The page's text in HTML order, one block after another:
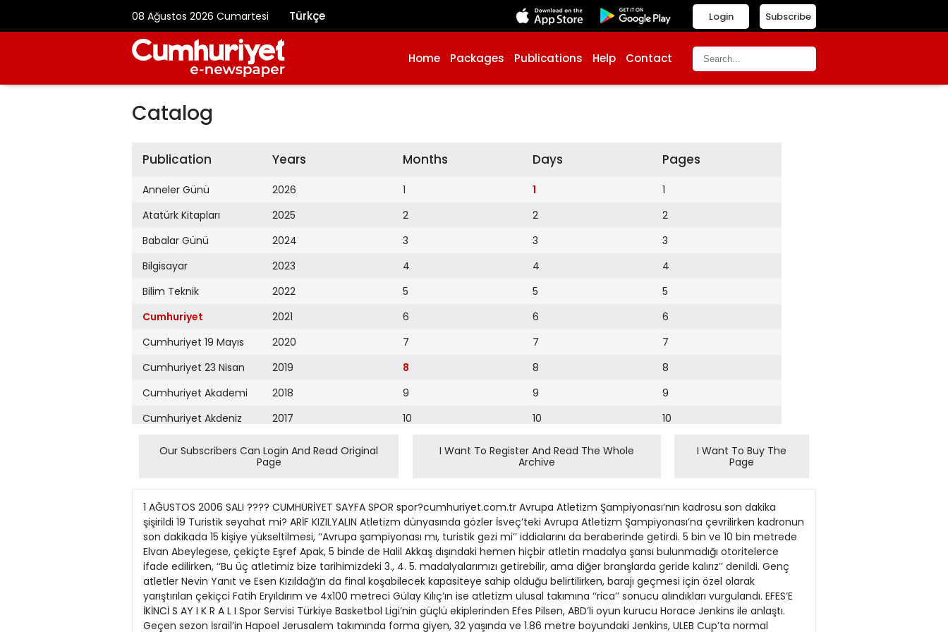
08 Ağustos 2026 Cumartesi Türkçe Subscribe
Login
Home Packages Publications Help Contact
Catalog
Publication
Anneler Günü
Atatürk Kitapları
Babalar Günü
Bilgisayar
Bilim Teknik
Cumhuriyet
Cumhuriyet 19 Mayıs
Cumhuriyet 23 Nisan
Cumhuriyet Akademi
Cumhuriyet Akdeniz
Cumhuriyet Alışveriş
Cumhuriyet Ankara
Cumhuriyet Büyük
Taaruz
Cumhuriyet
Cumartesi
Cumhuriyet Çevre
Years
2026
2025
2024
2023
2022
2021
2020
2019
2018
2017
2016
2015
2013
2012
2011
2010
2009
Months
1
2
3
4
5
6
7
8
9
10
Days
1
2
3
4
5
6
7
8
9
10
11
12
14
15
16
17
18
Pages
1
2
3
4
5
6
7
8
9
10
14
15
16
17
18
Our Subscribers Can Login And Read Original
Page
I Want To Register And Read The Whole
Archive
I Want To Buy The
Page
1 AĞUSTOS 2006 SALI ???? CUMHURİYET SAYFA SPOR spor?cumhuriyet.com.tr Avrupa Atletizm Şampiyonası’nın kadrosu son dakika
şişirildi 19 Turistik seyahat mi? ARİF KIZILYALIN Atletizm dünyasında gözler İsveç’teki Avrupa Atletizm Şampiyonası’na çevrilirken kadronun
son dakikada 15 kişiye yükseltilmesi, ‘‘Avrupa şampiyonası mı, turistik gezi mi’’ iddialarını da beraberinde getirdi. 5 bin ve 10 bin metrede
Elvan Abeylegese, çekiçte Eşref Apak, 5 binde de Halil Akkaş dışındaki hemen hiçbir atletin madalya şansı bulunmadığı otoritelerce
ifade edilirken, ‘‘Bu üç atletimiz bize tarihimizdeki 3., 4. 5. madalyalarımızı getirebilir, ama diğer branşlarda geride kalırız’’ denildi. Genç
atletler Nevin Yanıt ve Esen Kızıldağ’ın da final koşabilecek kapasiteye sahip olduğu belirtilirken, barajı geçmesi için özel olarak
yarıştırılan çekiçci Fatih Eryıldırım ve 4x100 metreci Gülay Kılıç’ın ise atletizm ulusal takımına ‘‘rica’’ sonucu alındıkları vurgulandı. EFES’E
İKİNCİ S AY I K R A L I Spor Servisi Türkiye Basketbol Ligi’nin güçlü ekiplerinden Efes Pilsen, ABD’li oyun kurucu Horace Jenkins ile anlaştı.
Geçen sezon İsrail’in Hapoel Jerusalem takımında forma giyen, 32 yaşında ve 1.86 metre boyundaki Jenkins, ULEB Cup’ta normal